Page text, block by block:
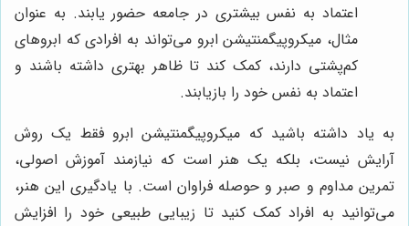
اعتماد به نفس بیشتری در جامعه حضور یابند. به عنوان
مثال، میکروپیگمنتیشن ابرو می‌تواند به افرادی که ابروهای
کم‌پشتی دارند، کمک کند تا ظاهر بهتری داشته باشند و
اعتماد به نفس خود را بازیابند.
به یاد داشته باشید که میکروپیگمنتیشن ابرو فقط یک روش
آرایش نیست، بلکه یک هنر است که نیازمند آموزش اصولی،
تمرین مداوم و صبر و حوصله فراوان است. با یادگیری این هنر،
می‌توانید به افراد کمک کنید تا زیبایی طبیعی خود را افزایش